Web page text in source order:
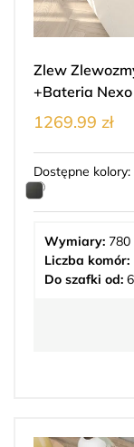
Zlew
+Bateria
1269.99 zł
Dostępne kolory:
Wymiary: 780
Liczba komór:
Do szafki od: